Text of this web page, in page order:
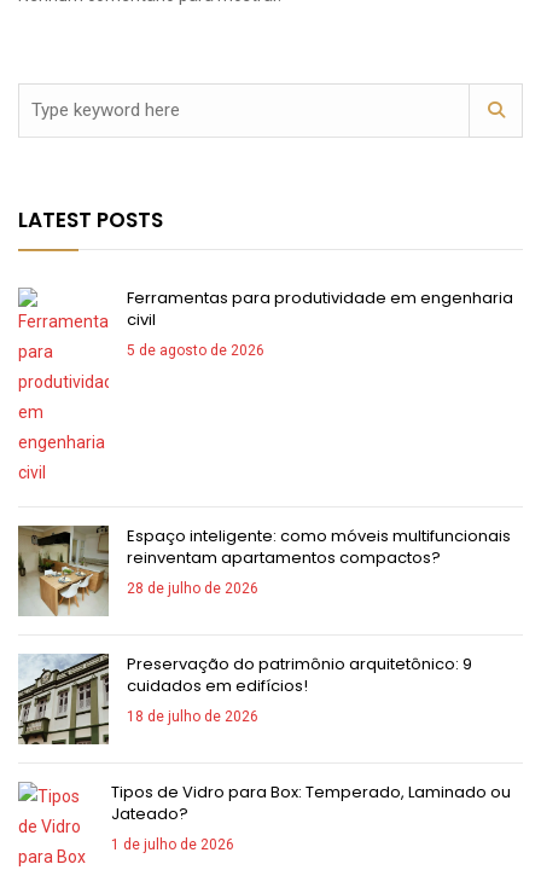
LATEST POSTS
Ferramentas para produtividade em engenharia
civil
5 de agosto de 2026
Espaço inteligente: como móveis multifuncionais
reinventam apartamentos compactos?
28 de julho de 2026
Preservação do patrimônio arquitetônico: 9
cuidados em edifícios!
18 de julho de 2026
Tipos de Vidro para Box: Temperado, Laminado ou
Jateado?
1 de julho de 2026